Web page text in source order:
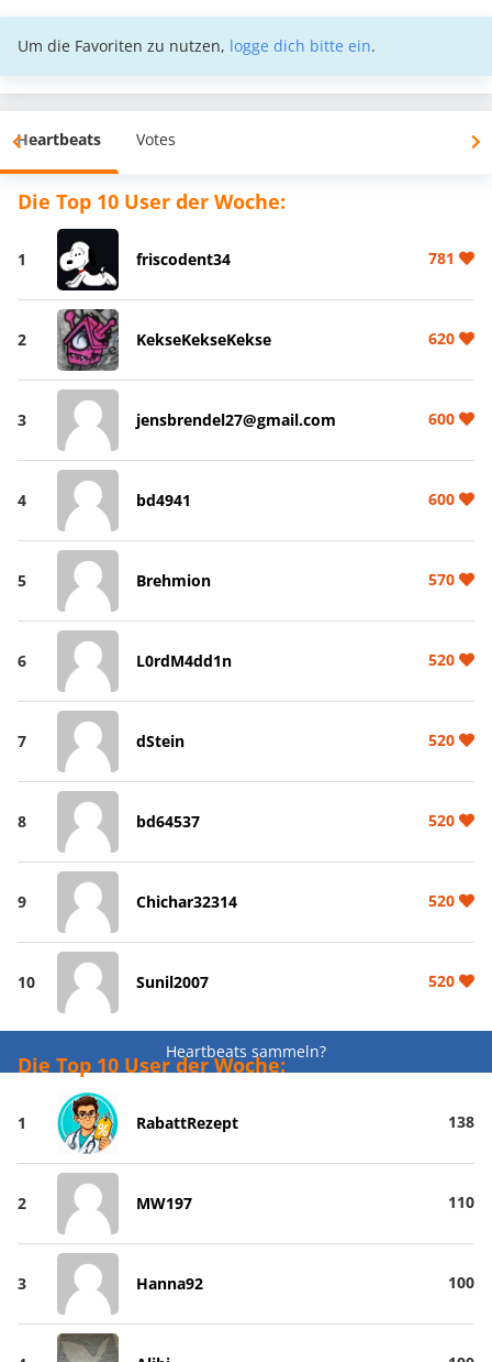
Um die Favoriten zu nutzen, logge dich bitte ein.
Heartbeats Votes
Die Top 10 User der Woche:
1 friscodent34 781
2 KekseKekseKekse 620
3 jensbrendel27@gmail.com 600
4 bd4941 600
5 Brehmion 570
6 L0rdM4dd1n 520
7 dStein 520
8 bd64537 520
9 Chichar32314 520
10 Sunil2007 520
Heartbeats sammeln?
Die Top 10 User der Woche:
1 RabattRezept 138
2 MW197 110
3 Hanna92 100